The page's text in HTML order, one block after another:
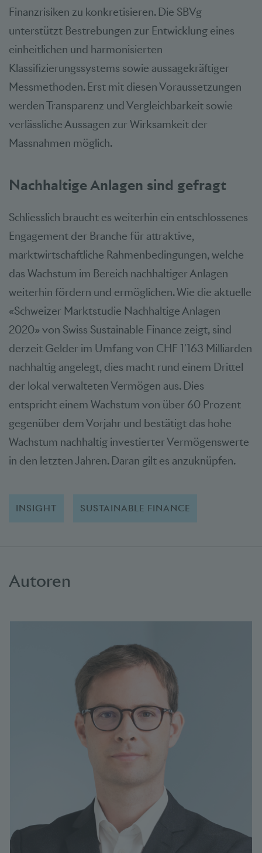
Finanzrisiken zu konkretisieren. Die SBVg
unterstützt Bestrebungen zur Entwicklung eines
einheitlichen und harmonisierten
Klassifizierungssystems sowie aussagekräftiger
Messmethoden. Erst mit diesen Voraussetzungen
werden Transparenz und Vergleichbarkeit sowie
verlässliche Aussagen zur Wirksamkeit der
Massnahmen möglich.
Nachhaltige Anlagen sind gefragt
Schliesslich braucht es weiterhin ein entschlossenes
Engagement der Branche für attraktive,
marktwirtschaftliche Rahmenbedingungen, welche
das Wachstum im Bereich nachhaltiger Anlagen
weiterhin fördern und ermöglichen. Wie die aktuelle
«Schweizer Marktstudie Nachhaltige Anlagen
2020» von Swiss Sustainable Finance zeigt, sind
derzeit Gelder im Umfang von CHF 1'163 Milliarden
nachhaltig angelegt, dies macht rund einem Drittel
der lokal verwalteten Vermögen aus. Dies
entspricht einem Wachstum von über 60 Prozent
gegenüber dem Vorjahr und bestätigt das hohe
Wachstum nachhaltig investierter Vermögenswerte
in den letzten Jahren. Daran gilt es anzuknüpfen.
INSIGHT SUSTAINABLE FINANCE
Autoren